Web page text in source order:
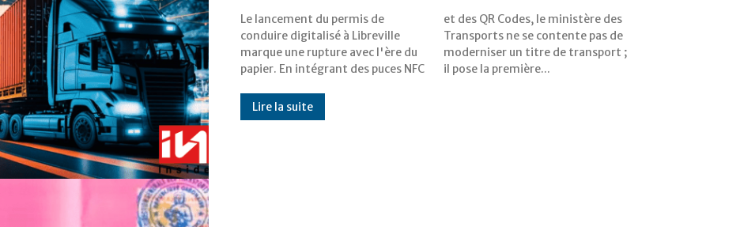
Le lancement du permis de
conduire digitalisé à Libreville
marque une rupture avec l'ère du
papier. En intégrant des puces NFC
et des QR Codes, le ministère des
Transports ne se contente pas de
moderniser un titre de transport ;
il pose la première...
Lire la suite